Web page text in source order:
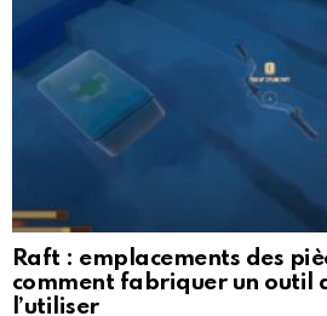
Raft : emplacements des
comment fabriquer un outil
l’utiliser